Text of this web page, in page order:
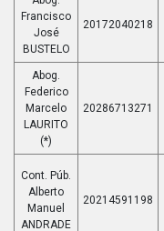
Francisco
José
BUSTELO
20172040218
Abog.
Federico
Marcelo
LAURITO
(*)
20286713271
Cont. Púb.
Alberto
Manuel
ANDRADE
20214591198